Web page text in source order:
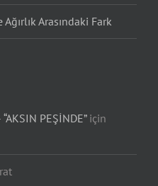
Arasındaki Fark
PEŞİNDE”için